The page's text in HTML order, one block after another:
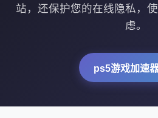
站，还保护您的在线隐私，
虑。
ps5游戏加速